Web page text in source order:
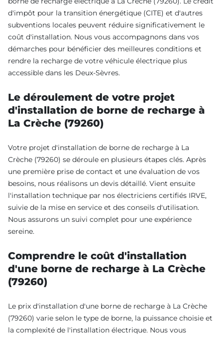
d'impôt pour la transition énergétique (CITE) et d'autres
subventions locales peuvent réduire significativement le
coût d'installation. Nous vous accompagnons dans vos
démarches pour bénéficier des meilleures conditions et
rendre la recharge de votre véhicule électrique plus
accessible dans les Deux-Sèvres.
Le déroulement de votre projet
d'installation de borne de recharge à
La Crèche (79260)
Votre projet d'installation de borne de recharge à La
Crèche (79260) se déroule en plusieurs étapes clés. Après
une première prise de contact et une évaluation de vos
besoins, nous réalisons un devis détaillé. Vient ensuite
l'installation technique par nos électriciens certifiés IRVE,
suivie de la mise en service et des conseils d'utilisation.
Nous assurons un suivi complet pour une expérience
sereine.
Comprendre le coût d'installation
d'une borne de recharge à La Crèche
(79260)
Le prix d'installation d'une borne de recharge à La Crèche
(79260) varie selon le type de borne, la puissance choisie et
la complexité de l'installation électrique. Nous vous